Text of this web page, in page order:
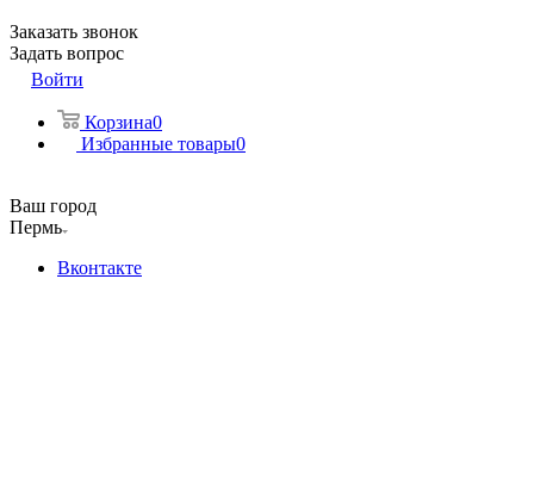
Заказать звонок
Задать вопрос
Войти
Корзина0
Избранные товары0
Ваш город
Пермь
Вконтакте